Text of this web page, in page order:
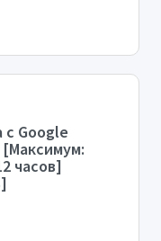
Google
часов]